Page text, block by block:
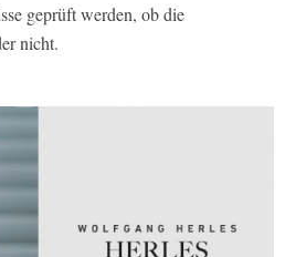
geprüft werden, ob die
nicht.